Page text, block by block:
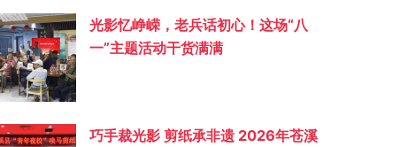
光影忆峥嵘，老兵话初心！这场“八
一”主题活动干货满满
巧手裁光影 剪纸承非遗 2026年苍溪